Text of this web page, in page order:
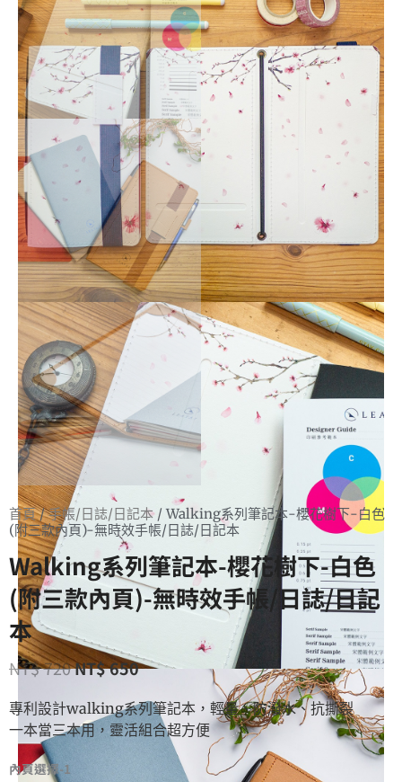
首頁/手帳/日誌/日記本/ Walking系列筆記本-櫻花樹下-白色
(附三款內頁)-無時效手帳/日誌/日記本
Walking系列筆記本-櫻花樹下-白色
(附三款內頁)-無時效手帳/日誌/日記
本
NT$720NT$650
專利設計walking系列筆記本，輕量、防潑水、抗撕裂
一本當三本用，靈活組合超方便
內頁選擇-1